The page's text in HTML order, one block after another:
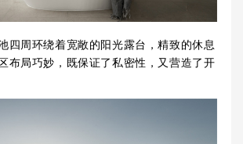
四周环绕着宽敞的阳光露台，精致的休息
布局巧妙，既保证了私密性，又营造了开